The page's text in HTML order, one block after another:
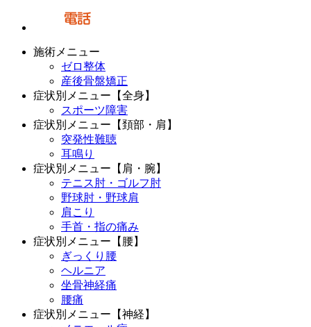
施術メニュー
ゼロ整体
産後骨盤矯正
症状別メニュー【全身】
スポーツ障害
症状別メニュー【頚部・肩】
突発性難聴
耳鳴り
症状別メニュー【肩・腕】
テニス肘・ゴルフ肘
野球肘・野球肩
肩こり
手首・指の痛み
症状別メニュー【腰】
ぎっくり腰
ヘルニア
坐骨神経痛
腰痛
症状別メニュー【神経】